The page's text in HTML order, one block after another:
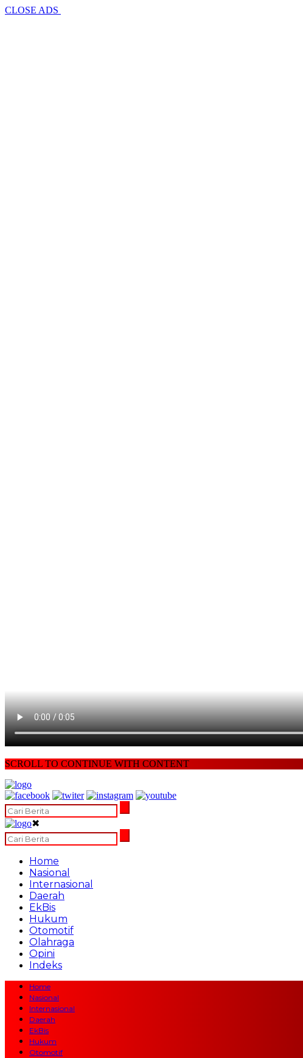
CLOSE ADS
SCROLL TO CONTINUE WITH CONTENT
✖
Home
Nasional
Internasional
Daerah
EkBis
Hukum
Otomotif
Olahraga
Opini
Indeks
Home
Nasional
Internasional
Daerah
EkBis
Hukum
Otomotif